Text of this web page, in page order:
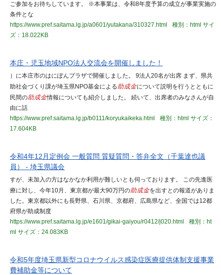
ご参加をお待ちしています。 ※本事業は、令和8年度予算の成立が事業実施の
条件とな
https://www.pref.saitama.lg.jp/a0601/yutakana/310327.html
種別：html サイ
ズ：18.022KB
本庄・児玉地域NPO法人交流会を開催しました！
）に本庄市のはにぽんプラザで開催しました。 9法人20名が出席 まず、県共
助社会づくり課が埼玉県NPO基金による助成金について説明を行うとともに
民間の助成金情報についても紹介しました。 続いて、出席者のみなさんが自
由に話
https://www.pref.saitama.lg.jp/b0111/koryukaikeka.html
種別：html サイズ：
17.604KB
令和4年12月定例会 一般質問 質疑質問・答弁全文（千葉達也議
員） - 埼玉県議会
すが、未加入の方はなかなか利用が難しいとも伺っております。 この先進医
療に対し、今年10月、東京都が最大90万円の助成金を出すとの報道がありま
した。東京都以外にも長野県、石川県、京都府、広島県など、全国では12都
府県が助成制度
https://www.pref.saitama.lg.jp/e1601/gikai-gaiyou/r0412/j020.html
種別：ht
ml サイズ：24.083KB
令和5年度埼玉県新型コロナウイルス感染症医療提供体制支援事業
費補助金等について